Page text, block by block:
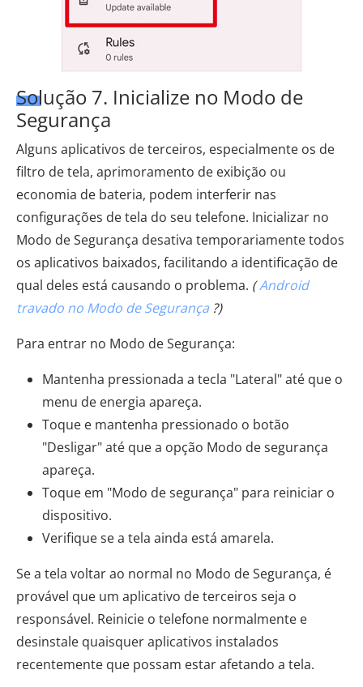
Solução 7. Inicialize no Modo de
Segurança
Alguns aplicativos de terceiros, especialmente os de
filtro de tela, aprimoramento de exibição ou
economia de bateria, podem interferir nas
configurações de tela do seu telefone. Inicializar no
Modo de Segurança desativa temporariamente todos
os aplicativos baixados, facilitando a identificação de
qual deles está causando o problema. (Android
travado no Modo de Segurança ?)
Para entrar no Modo de Segurança:
Mantenha pressionada a tecla "Lateral" até que o
menu de energia apareça.
Toque e mantenha pressionado o botão
"Desligar" até que a opção Modo de segurança
apareça.
Toque em "Modo de segurança" para reiniciar o
dispositivo.
Verifique se a tela ainda está amarela.
Se a tela voltar ao normal no Modo de Segurança, é
provável que um aplicativo de terceiros seja o
responsável. Reinicie o telefone normalmente e
desinstale quaisquer aplicativos instalados
recentemente que possam estar afetando a tela.